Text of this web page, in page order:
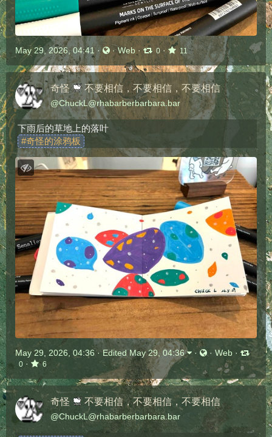
May 29, 2026, 04:41· ·Web · 0· 11
奇怪 不要相信，不要相信，不要相信
@ChuckL@rhabarberbarbara.bar
下雨后的草地上的落叶
#奇怪的涂鸦板
May 29, 2026, 04:36·Edited May 29, 04:36 · · Web ·
0 · 6
奇怪 不要相信，不要相信，不要相信
@ChuckL@rhabarberbarbara.bar